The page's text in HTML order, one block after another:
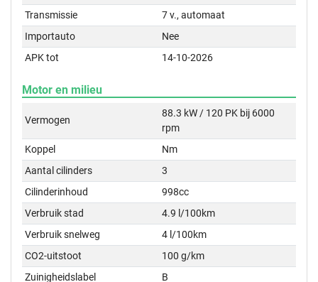
Transmissie
7 v., automaat
Importauto
Nee
APK tot
14-10-2026
Motor en milieu
Vermogen
88.3 kW / 120 PK bij 6000
rpm
Koppel
Nm
Aantal cilinders
3
Cilinderinhoud
998cc
Verbruik stad
4.9 l/100km
Verbruik snelweg
4 l/100km
CO2-uitstoot
100 g/km
Zuinigheidslabel
B